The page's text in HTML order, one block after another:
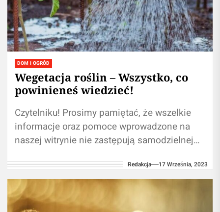
DOM I OGRÓD
Wegetacja roślin – Wszystko, co
powinieneś wiedzieć!
Czytelniku! Prosimy pamiętać, że wszelkie
informacje oraz pomoce wprowadzone na
naszej witrynie nie zastępują samodzielnej
Używanie informacji umieszczonych na
naszym blogu w...
Redakcja 17 Września, 2023